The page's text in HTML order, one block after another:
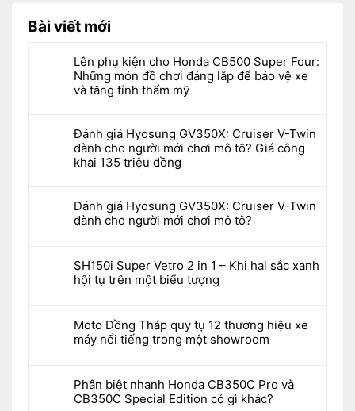
Bài viết mới
Lên phụ kiện cho Honda CB500 Super Four:
Những món đồ chơi đáng lắp để bảo vệ xe
và tăng tính thẩm mỹ
Đánh giá Hyosung GV350X: Cruiser V-Twin
dành cho người mới chơi mô tô? Giá công
khai 135 triệu đồng
Đánh giá Hyosung GV350X: Cruiser V-Twin
dành cho người mới chơi mô tô?
SH150i Super Vetro 2 in 1 – Khi hai sắc xanh
hội tụ trên một biểu tượng
Moto Đồng Tháp quy tụ 12 thương hiệu xe
máy nổi tiếng trong một showroom
Phân biệt nhanh Honda CB350C Pro và
CB350C Special Edition có gì khác?